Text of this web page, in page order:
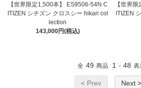
【世界限定1,500本】 ES9506-54N C
ITIZEN シチズン クロスシー hikari col
lection
143,000円(税込)
【世界
ITIZEN
全 49 商品 1 - 48 表
< Prev Next >